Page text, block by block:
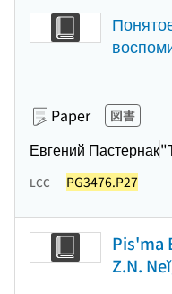
Paper 図書
Евгений Пастернак
LCC PG3476.P27
Pis'ma
Z.N.